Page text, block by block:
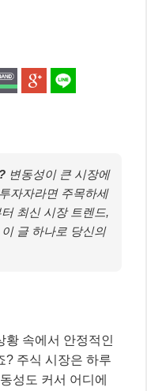
변동성이 큰 시장에
자자라면 주목하세
최신 시장 트렌드,
글 하나로 당신의
황 속에서 안정적인
? 주식 시장은 하루
성도 커서 어디에